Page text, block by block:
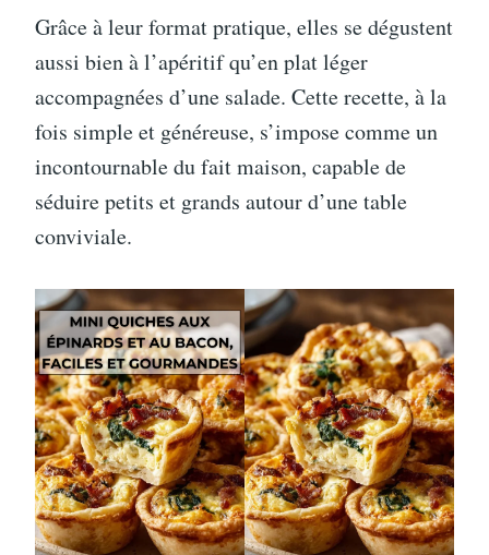
Grâce à leur format pratique, elles se dégustent
aussi bien à l’apéritif qu’en plat léger
accompagnées d’une salade. Cette recette, à la
fois simple et généreuse, s’impose comme un
incontournable du fait maison, capable de
séduire petits et grands autour d’une table
conviviale.